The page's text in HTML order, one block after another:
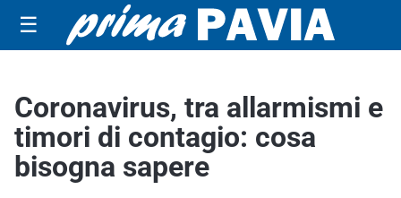
☰
Coronavirus, tra allarmismi e
timori di contagio: cosa
bisogna sapere